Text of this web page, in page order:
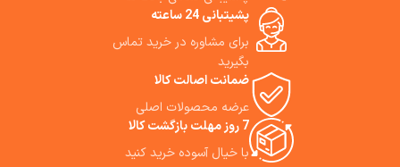
پشیتبانی 24 ساعته
برای مشاوره در خرید تماس
بگیرید
ضمانت اصالت کالا
عرضه محصولات اصلی
7 روز مهلت بازگشت کالا
با خیال آسوده خرید کنید